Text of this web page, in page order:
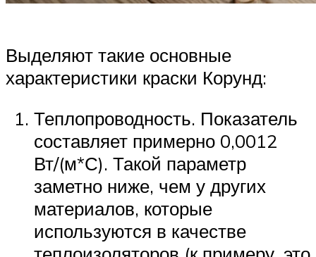
Выделяют такие основные
характеристики краски Корунд:
Теплопроводность. Показатель
составляет примерно 0,0012
Вт/(м*С). Такой параметр
заметно ниже, чем у других
материалов, которые
используются в качестве